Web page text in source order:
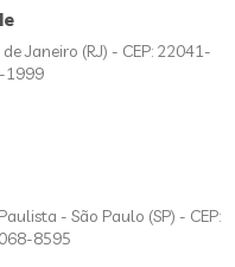
Janeiro (RJ) - CEP: 22041-
1999
- São Paulo (SP) - CEP:
8595